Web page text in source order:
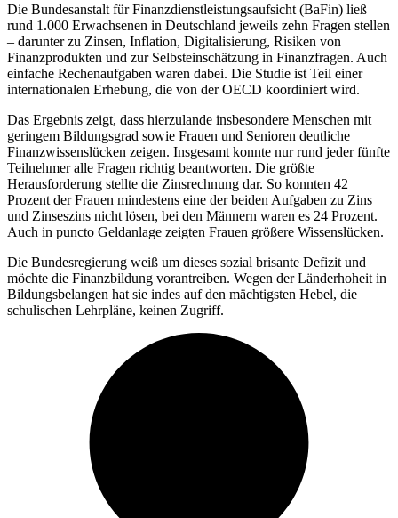
Die Bundesanstalt für Finanzdienstleistungsaufsicht (BaFin) ließ
rund 1.000 Erwachsenen in Deutschland jeweils zehn Fragen stellen
– darunter zu Zinsen, Inflation, Digitalisierung, Risiken von
Finanzprodukten und zur Selbsteinschätzung in Finanzfragen. Auch
einfache Rechenaufgaben waren dabei. Die Studie ist Teil einer
internationalen Erhebung, die von der OECD koordiniert wird.
Das Ergebnis zeigt, dass hierzulande insbesondere Menschen mit
geringem Bildungsgrad sowie Frauen und Senioren deutliche
Finanzwissenslücken zeigen. Insgesamt konnte nur rund jeder fünfte
Teilnehmer alle Fragen richtig beantworten. Die größte
Herausforderung stellte die Zinsrechnung dar. So konnten 42
Prozent der Frauen mindestens eine der beiden Aufgaben zu Zins
und Zinseszins nicht lösen, bei den Männern waren es 24 Prozent.
Auch in puncto Geldanlage zeigten Frauen größere Wissenslücken.
Die Bundesregierung weiß um dieses sozial brisante Defizit und
möchte die Finanzbildung vorantreiben. Wegen der Länderhoheit in
Bildungsbelangen hat sie indes auf den mächtigsten Hebel, die
schulischen Lehrpläne, keinen Zugriff.